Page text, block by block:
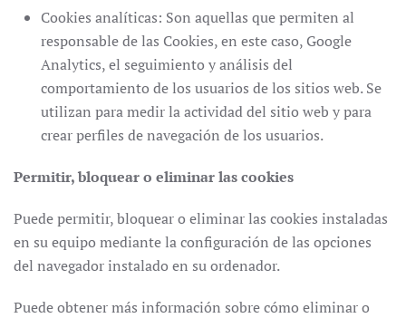
Cookies analíticas: Son aquellas que permiten al
responsable de las Cookies, en este caso, Google
Analytics, el seguimiento y análisis del
comportamiento de los usuarios de los sitios web. Se
utilizan para medir la actividad del sitio web y para
crear perfiles de navegación de los usuarios.
Permitir, bloquear o eliminar las cookies
Puede permitir, bloquear o eliminar las cookies instaladas
en su equipo mediante la configuración de las opciones
del navegador instalado en su ordenador.
Puede obtener más información sobre cómo eliminar o